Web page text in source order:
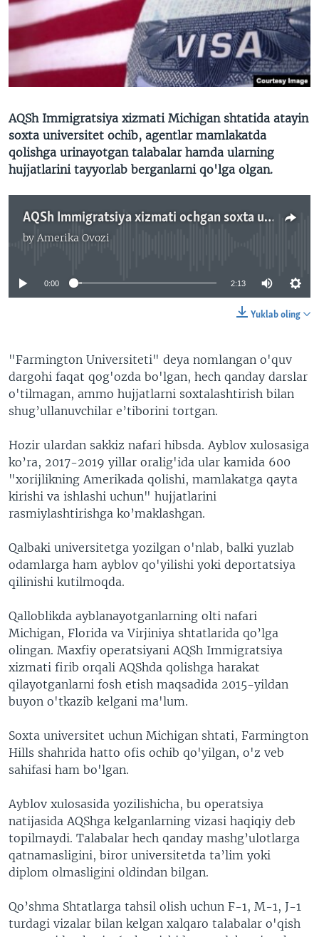
XABARLAR SURATLARDA
ODNOKLASSNIKI
TELEGRAM
SOUNDCLOUD
VOA
AQSh Immigratsiya xizmati Michigan shtatida atayin
soxta universitet ochib, agentlar mamlakatda
qolishga urinayotgan talabalar hamda ularning
hujjatlarini tayyorlab berganlarni qo'lga olgan.
AQSh Immigratsiya xizmati ochgan soxta universitet firibgarlarni fosh etdi
by Amerika Ovozi
No media source currently available
0:00 2:13
Yuklab oling
"Farmington Universiteti" deya nomlangan o'quv
dargohi faqat qog'ozda bo'lgan, hech qanday darslar
o'tilmagan, ammo hujjatlarni soxtalashtirish bilan
shug’ullanuvchilar e’tiborini tortgan.
Hozir ulardan sakkiz nafari hibsda. Ayblov xulosasiga
ko’ra, 2017-2019 yillar oralig'ida ular kamida 600
"xorijlikning Amerikada qolishi, mamlakatga qayta
kirishi va ishlashi uchun" hujjatlarini
rasmiylashtirishga ko’maklashgan.
Qalbaki universitetga yozilgan o'nlab, balki yuzlab
odamlarga ham ayblov qo'yilishi yoki deportatsiya
qilinishi kutilmoqda.
Qalloblikda ayblanayotganlarning olti nafari
Michigan, Florida va Virjiniya shtatlarida qo’lga
olingan. Maxfiy operatsiyani AQSh Immigratsiya
xizmati firib orqali AQShda qolishga harakat
qilayotganlarni fosh etish maqsadida 2015-yildan
buyon o'tkazib kelgani ma'lum.
Soxta universitet uchun Michigan shtati, Farmington
Hills shahrida hatto ofis ochib qo'yilgan, o'z veb
sahifasi ham bo'lgan.
Ayblov xulosasida yozilishicha, bu operatsiya
natijasida AQShga kelganlarning vizasi haqiqiy deb
topilmaydi. Talabalar hech qanday mashg’ulotlarga
qatnamasligini, biror universitetda ta’lim yoki
diplom olmasligini oldindan bilgan.
Qo’shma Shtatlarga tahsil olish uchun F-1, M-1, J-1
turdagi vizalar bilan kelgan xalqaro talabalar o'qish